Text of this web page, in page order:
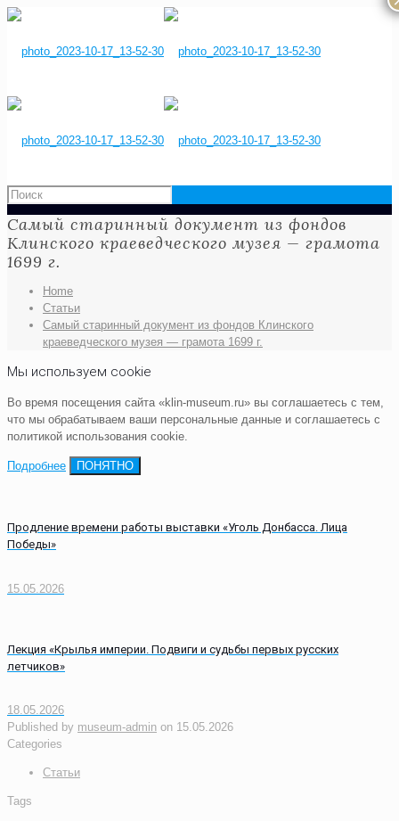
Самый старинный документ из фондов
Клинского краеведческого музея — грамота
1699 г.
Home
Статьи
Самый старинный документ из фондов Клинского
краеведческого музея — грамота 1699 г.
Мы используем cookie
Во время посещения сайта «klin-museum.ru» вы соглашаетесь с тем,
что мы обрабатываем ваши персональные данные и соглашаетесь с
политикой использования cookie.
Подробнее ПОНЯТНО
Продление времени работы выставки «Уголь Донбасса. Лица
Победы»
15.05.2026
Лекция «Крылья империи. Подвиги и судьбы первых русских
летчиков»
18.05.2026
Published by museum-admin on 15.05.2026
Categories
Статьи
Tags